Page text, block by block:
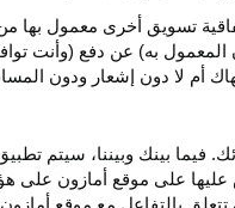
تسويق أخرى معمول بها
المعمول به) عن دفع (وأنت
أم لا دون إشعار ودون
فيما بينك وبيننا، سيتم
على موقع أمازون على